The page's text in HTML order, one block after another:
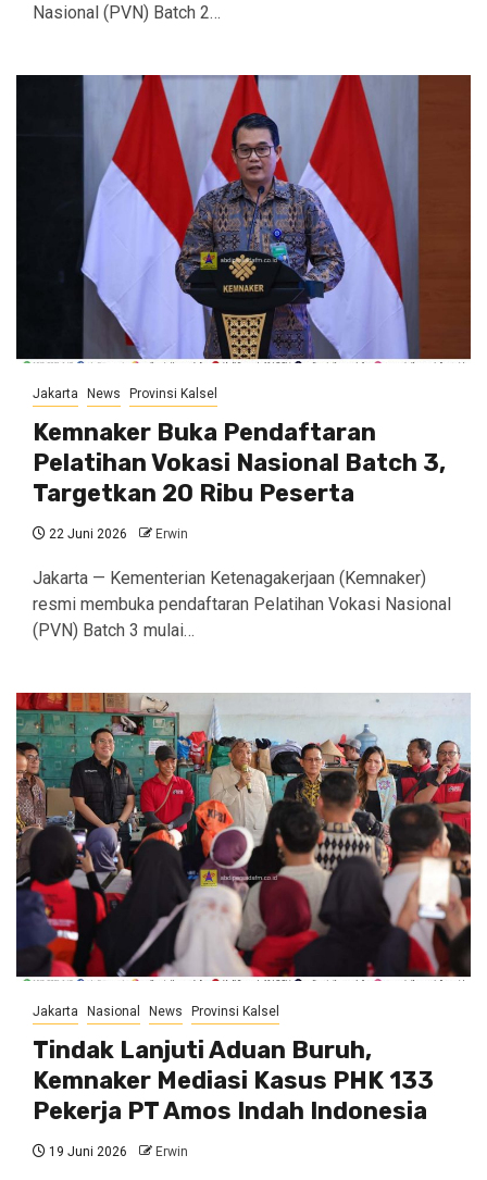
Nasional (PVN) Batch 2…
Jakarta News Provinsi Kalsel
Kemnaker Buka Pendaftaran
Pelatihan Vokasi Nasional Batch 3,
Targetkan 20 Ribu Peserta
22 Juni 2026 Erwin
Jakarta — Kementerian Ketenagakerjaan (Kemnaker)
resmi membuka pendaftaran Pelatihan Vokasi Nasional
(PVN) Batch 3 mulai…
Jakarta Nasional News Provinsi Kalsel
Tindak Lanjuti Aduan Buruh,
Kemnaker Mediasi Kasus PHK 133
Pekerja PT Amos Indah Indonesia
19 Juni 2026 Erwin